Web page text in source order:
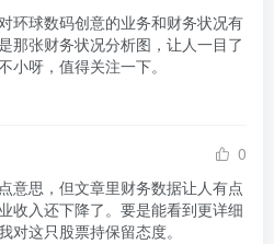
环球数码创意的业务和财务状况有
那张财务状况分析图，让人一目了
小呀，值得关注一下。
0
意思，但文章里财务数据让人有点
收入还下降了。要是能看到更详细
对这只股票持保留态度。